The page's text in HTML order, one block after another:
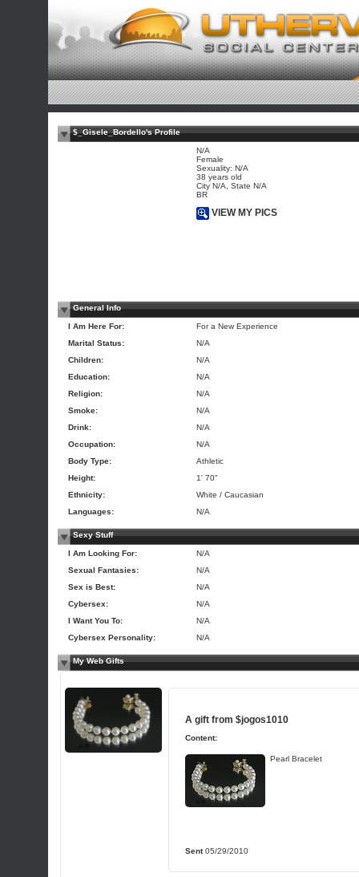
$_Gisele_Bordello's Profile
N/A
Female
Sexuality: N/A
38 years old
City N/A, State N/A
BR
VIEW MY PICS
General Info
I Am Here For:
For a New Experience
Marital Status:
N/A
Children:
N/A
Education:
N/A
Religion:
N/A
Smoke:
N/A
Drink:
N/A
Occupation:
N/A
Body Type:
Athletic
Height:
1' 70"
Ethnicity:
White / Caucasian
Languages:
N/A
Sexy Stuff
I Am Looking For:
N/A
Sexual Fantasies:
N/A
Sex is Best:
N/A
Cybersex:
N/A
I Want You To:
N/A
Cybersex Personality:
N/A
My Web Gifts
A gift from $jogos1010
Content:
Pearl Bracelet
Sent05/29/2010